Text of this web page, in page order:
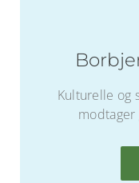
Kulturelle og
modtager